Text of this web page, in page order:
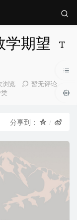
学期望
浏览
暂无评论
分享到：